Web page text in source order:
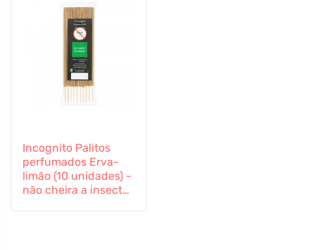
Incognito Palitos
perfumados Erva-
limão (10 unidades) -
não cheira a insectos